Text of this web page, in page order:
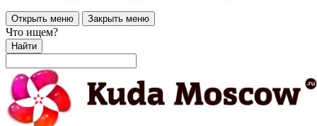
Открыть меню Закрыть меню
Что ищем?
Найти